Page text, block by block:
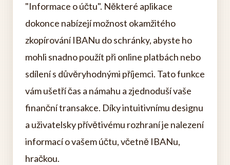
"Informace o účtu". Některé aplikace
dokonce nabízejí možnost okamžitého
zkopírování IBANu do schránky, abyste ho
mohli snadno použít při online platbách nebo
sdílení s důvěryhodnými příjemci. Tato funkce
vám ušetří čas a námahu a zjednoduší vaše
finanční transakce. Díky intuitivnímu designu
a uživatelsky přívětivému rozhraní je nalezení
informací o vašem účtu, včetně IBANu,
hračkou.